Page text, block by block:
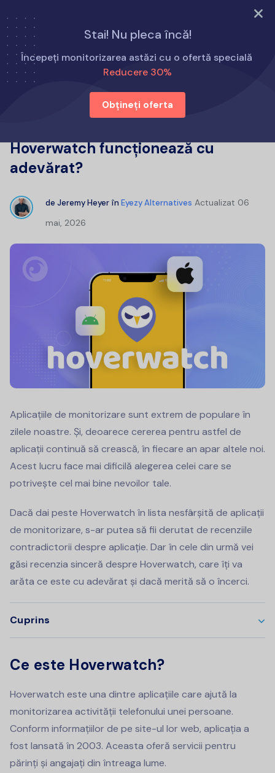
Încearcă acum
Stai! Nu pleca încă!
Începeți monitorizarea astăzi cu o ofertă specială
Reducere 30%
Obțineți oferta
Acasă
Alternative la Eyezy
Hoverwatch Recenzii 2026: Hoverwatch funcționează cu
adevărat?
Hoverwatch funcționează cu
adevărat?
de Jeremy Heyer în Eyezy Alternatives Actualizat 06
mai, 2026
Aplicațiile de monitorizare sunt extrem de populare în
zilele noastre. Și, deoarece cererea pentru astfel de
aplicații continuă să crească, în fiecare an apar altele noi.
Acest lucru face mai dificilă alegerea celei care se
potrivește cel mai bine nevoilor tale.
Dacă dai peste Hoverwatch în lista nesfârșită de aplicații
de monitorizare, s-ar putea să fii derutat de recenziile
contradictorii despre aplicație. Dar în cele din urmă vei
găsi recenzia sinceră despre Hoverwatch, care îți va
arăta ce este cu adevărat și dacă merită să o încerci.
Cuprins
Ce este Hoverwatch?
Hoverwatch este una dintre aplicațiile care ajută la
monitorizarea activității telefonului unei persoane.
Conform informațiilor de pe site-ul lor web, aplicația a
fost lansată în 2003. Aceasta oferă servicii pentru
părinți și angajați din întreaga lume.